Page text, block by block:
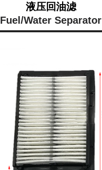
液压回油滤
Fuel/Water Separator